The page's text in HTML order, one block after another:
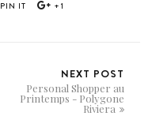
PIN IT +1
NEXT POST
Personal Shopper au
Printemps - Polygone
Riviera